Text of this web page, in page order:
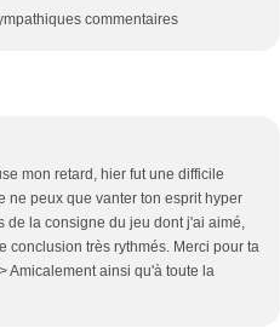
commentaires
mon retard, hier fut une difficile
ne peux que vanter ton esprit hyper
la consigne du jeu dont j'ai aimé,
conclusion très rythmés. Merci pour ta
Amicalement ainsi qu'à toute la